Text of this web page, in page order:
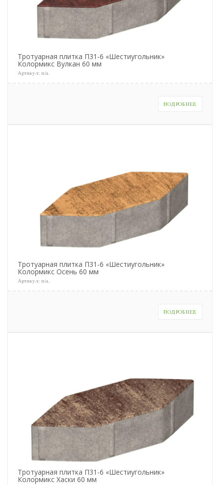
Тротуарная плитка П31-6 «Шестиугольник»
Колормикс Вулкан 60 мм
Артикул: n/a.
ПОДРОБНЕЕ
Тротуарная плитка П31-6 «Шестиугольник»
Колормикс Осень 60 мм
Артикул: n/a.
ПОДРОБНЕЕ
Тротуарная плитка П31-6 «Шестиугольник»
Колормикс Хаски 60 мм